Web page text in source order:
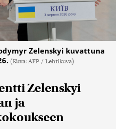
Zelenskyi kuvattuna
(Kuva: AFP / Lehtikuva)
Zelenskyi
ja